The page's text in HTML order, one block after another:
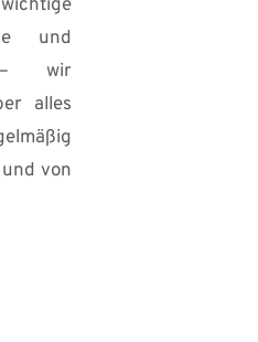
und
– wir
alles
von